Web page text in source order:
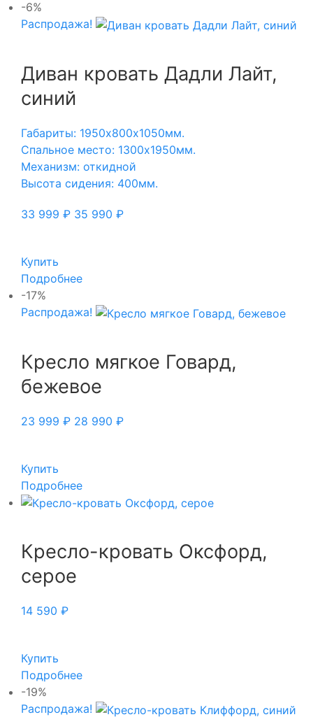
-6%
Распродажа!
Диван кровать Дадли Лайт,
синий
Габариты: 1950х800х1050мм.
Спальное место: 1300х1950мм.
Механизм: откидной
Высота сидения: 400мм.
33 999 ₽ 35 990 ₽
Купить
Подробнее
-17%
Распродажа!
Кресло мягкое Говард,
бежевое
23 999 ₽ 28 990 ₽
Купить
Подробнее
Кресло-кровать Оксфорд,
серое
14 590 ₽
Купить
Подробнее
-19%
Распродажа!